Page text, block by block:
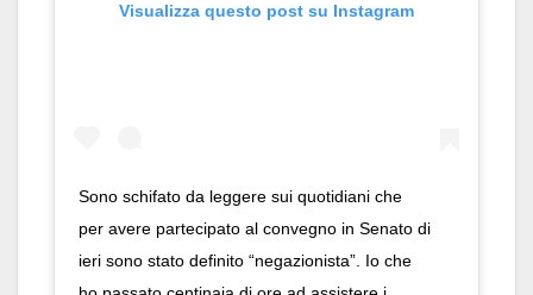
Visualizza questo post su Instagram
Sono schifato da leggere sui quotidiani che
per avere partecipato al convegno in Senato di
ieri sono stato definito “negazionista”. Io che